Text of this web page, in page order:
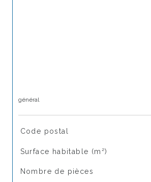
général
TRAD_SIROCCO_Caracteristique
Code postal
Surface habitable (m²)
Nombre de pièces